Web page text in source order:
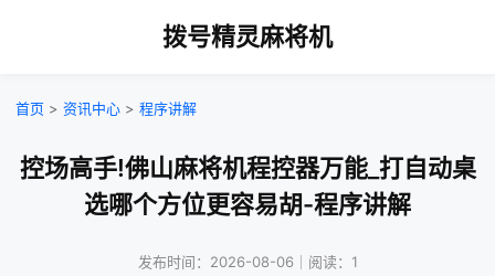
拨号精灵麻将机
首页 > 资讯中心 > 程序讲解
控场高手!佛山麻将机程控器万能_打自动桌
选哪个方位更容易胡-程序讲解
发布时间：2026-08-06｜阅读：1